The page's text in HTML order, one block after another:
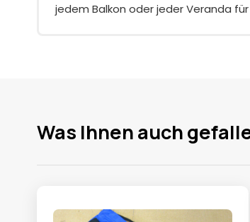
jedem Balkon oder jeder Veranda
Was Ihnen auch